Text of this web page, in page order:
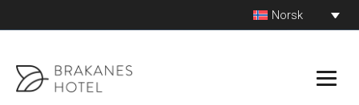
til
innhold
Norsk